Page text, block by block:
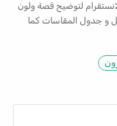
لتوضيح قصة ولون
و جدول المقاسات كما